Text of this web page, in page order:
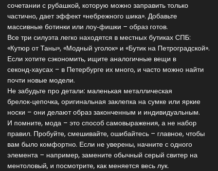
сочетании с рубашкой, которую можно заправить только
частично, дает эффект «небрежного шика». Добавьте
массивные ботинки или лоу‑фишки – образ готов.
Все три силуэта легко находятся в местных бутиках СПБ:
«Кутюр от Таны», «Модный уголок» и «Бутик на Петроградской».
Если хотите сэкономить, ищите аналогичные вещи в
секонд‑хаусах – в Петербурге их много, и часто можно найти
почти новые модели.
Не забудьте про детали: маленькая металлическая
брелок‑цепочка, оригинальная заклепка на сумке или яркие
носки – они делают образ законченным и индивидуальным.
И помните, мода – это способ самовыражения, а не набор
правил. Пробуйте, смешивайте, ошибайтесь – главное, чтобы
вам было комфортно. Если не уверены, начните с одного
элемента – например, замените обычный серый свитер на
ментоловый, и посмотрите, как меняется весь лук.